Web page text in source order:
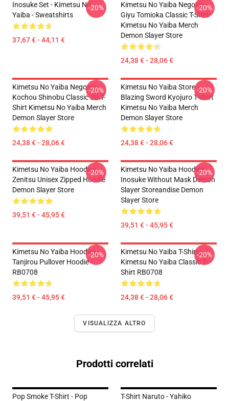
Inosuke Set - Kimetsu No
Yaiba - Sweatshirts
37,67 € - 44,11 €
-20%
Kimetsu No Yaiba Negozio -
Giyu Tomioka Classic T-Shirt
Kimetsu No Yaiba Merch
Demon Slayer Store
24,38 € - 28,06 €
-20%
Kimetsu No Yaiba Negozio -
Kochou Shinobu Classic 3D T-
Shirt Kimetsu No Yaiba Merch
Demon Slayer Store
24,38 € - 28,06 €
-20%
Kimetsu No Yaiba Store -
Blazing Sword Kyojuro T-Shirt
Kimetsu No Yaiba Merch
Demon Slayer Store
24,38 € - 28,06 €
-20%
Kimetsu No Yaiba Hoodies -
Zenitsu Unisex Zipped Hoodie
Demon Slayer Store
39,51 € - 45,95 €
-20%
Kimetsu No Yaiba Hoodies -
Inosuke Without Mask Demon
Slayer Storeandise Demon
Slayer Store
39,51 € - 45,95 €
-20%
Kimetsu No Yaiba Hoodies -
Tanjirou Pullover Hoodie
RB0708
39,51 € - 45,95 €
-20%
Kimetsu No Yaiba T-Shirts -
Kimetsu No Yaiba Classic T-
Shirt RB0708
24,38 € - 28,06 €
-20%
VISUALIZZA ALTRO
Prodotti correlati
Pop Smoke T-Shirt - Pop
T-Shirt Naruto - Yahiko